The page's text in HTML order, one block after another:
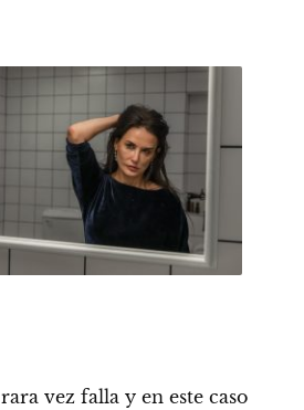
rara vez falla y en este caso